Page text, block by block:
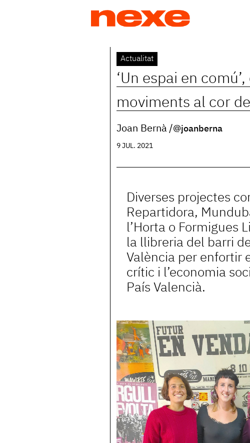
Back
to
top
Actualitat
‘Un espai en
moviments al cor
Joan Bernà @joanberna
9 JUL. 2021
Diverses projectes
Repartidora,
l’Horta o Formigues
la llibreria del barri
València per enfortir
crític i l’economia
País Valencià.